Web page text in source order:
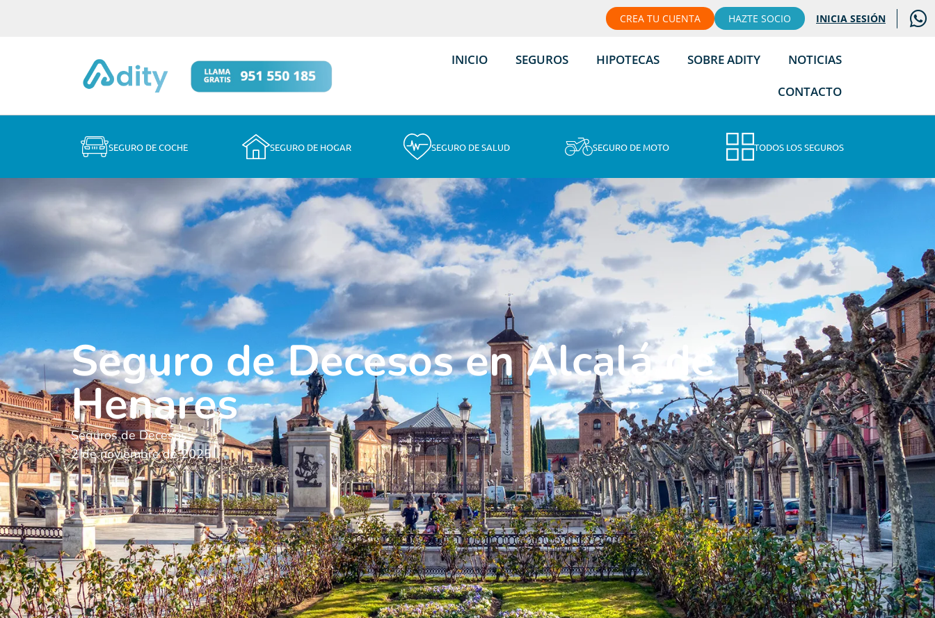
CREA TU CUENTA HAZTE SOCIO INICIA SESIÓN
INICIO SEGUROS HIPOTECAS SOBRE ADITY
NOTICIAS
CONTACTO
SEGURO DE COCHE SEGURO DE HOGAR SEGURO DE SALUD SEGURO DE MOTO TODOS LOS SEGUROS
Seguro de Decesos en Alcalá de
Henares
Seguros de Decesos
2 de noviembre de 2025